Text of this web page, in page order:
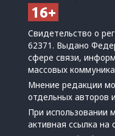
Свидетельство о
62371. Выдано
сфере связи,
массовых
Мнение редакции
отдельных авторов
При использовании
активная ссылка на